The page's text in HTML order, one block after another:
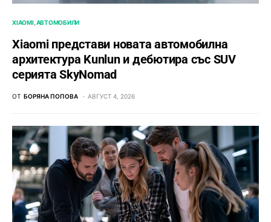
XIAOMI АВТОМОБИЛИ
Xiaomi представи новата автомобилна
архитектура Kunlun и дебютира със SUV
серията SkyNomad
ОТ БОРЯНА ПОПОВА АВГУСТ 4, 2026